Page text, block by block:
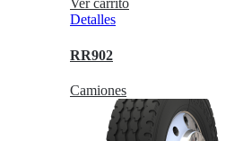
Ver carrito
Detalles
RR902
Camiones